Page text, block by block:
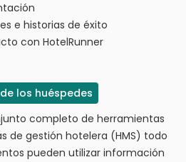
e historias de éxito
con HotelRunner
los huéspedes
completo de herramientas
de gestión hotelera (HMS) todo
pueden utilizar información